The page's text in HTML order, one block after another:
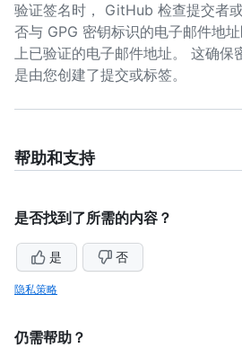
验证签名时， GitHub 检查提交者
否与 GPG 密钥标识的电子邮件地
上已验证的电子邮件地址。 这确保
是由您创建了提交或标签。
帮助和支持
是否找到了所需的内容？
是 否
隐私策略
仍需帮助？